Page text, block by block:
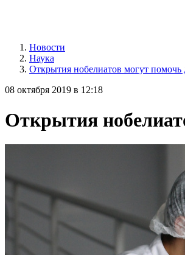
Новости
Наука
Открытия нобелиатов могут помочь
08 октября 2019 в 12:18
Открытия